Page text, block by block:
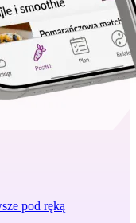
pod ręką